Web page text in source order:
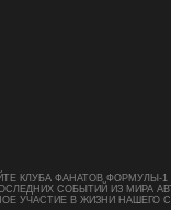
КЛУБА ФАНАТОВ ФОРМУЛЫ-
СОБЫТИЙ ИЗ МИРА
УЧАСТИЕ В ЖИЗНИ НАШЕГО